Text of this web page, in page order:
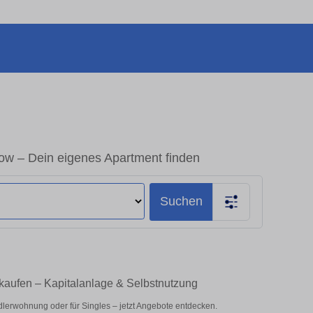
– Dein eigenes Apartment finden
Suchen
– Kapitalanlage & Selbstnutzung
oder für Singles – jetzt Angebote entdecken.